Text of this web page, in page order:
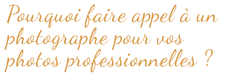
Pourquoi faire appel à un
photographe pour vos
photos professionnelles ?